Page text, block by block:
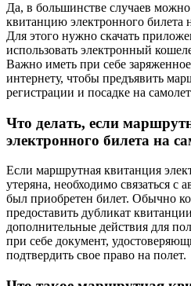
Да, в большинстве случаев
квитанцию электронного билета
Для этого нужно скачать
использовать электронный
Важно иметь при себе
интернету, чтобы предъявить
регистрации и посадке на
Что делать, если
электронного билета на
Если маршрутная квитанция
утеряна, необходимо связаться с
был приобретен билет. Обычно
предоставить дубликат
дополнительные действия для
при себе документ,
подтвердить свое право на полет.